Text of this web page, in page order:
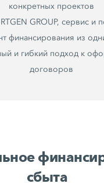
конкретных проектов
GROUP, сервис и
финансирования из
и гибкий подход к
договоров
сбыта